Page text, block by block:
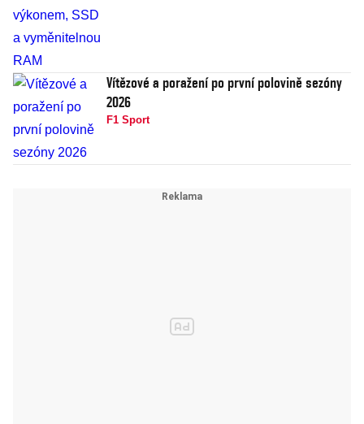
Vítězové a poražení po první polovině sezóny
2026
F1 Sport